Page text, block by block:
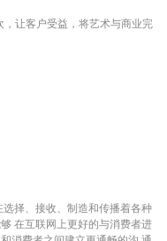
让客户受益，将艺术与商业完
择、接收、制造和传播着各种
在互联网上更好的与消费者进